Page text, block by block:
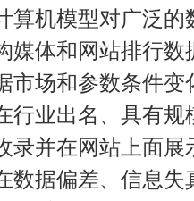
算机模型对广泛
媒体和网站排行
市场和参数条件
行业出名、具有
录并在网站上面
数据偏差、信息